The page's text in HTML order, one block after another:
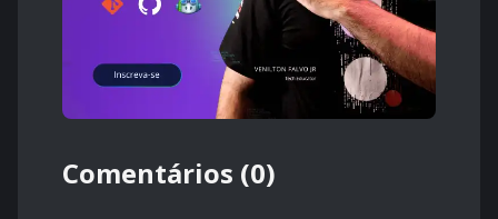
Comentários (0)